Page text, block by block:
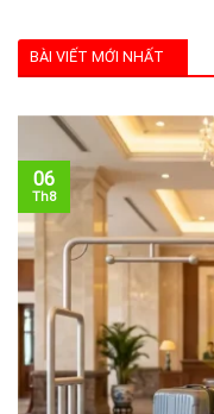
BÀI VIẾT MỚI NHẤT
06
Th8